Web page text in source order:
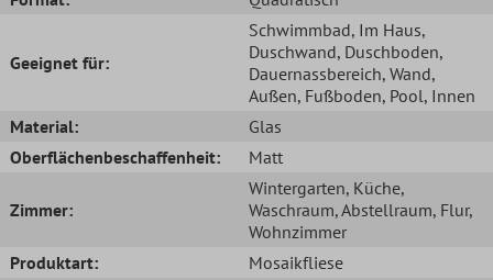
Geeignet für:
Schwimmbad, Im Haus,
Duschwand, Duschboden,
Dauernassbereich, Wand,
Außen, Fußboden, Pool, Innen
Material:
Glas
Oberflächenbeschaffenheit:
Matt
Zimmer:
Wintergarten, Küche,
Waschraum, Abstellraum, Flur,
Wohnzimmer
Produktart:
Mosaikfliese